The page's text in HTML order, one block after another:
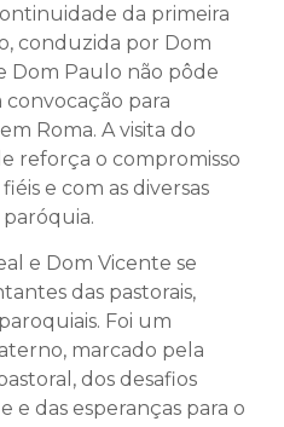
da primeira
conduzida por Dom
Dom Paulo não pôde
para
Roma. A visita do
reforça o compromisso
e com as diversas
paróquia.
e Dom Vicente se
das pastorais,
Foi um
marcado pela
dos desafios
e das esperanças para o